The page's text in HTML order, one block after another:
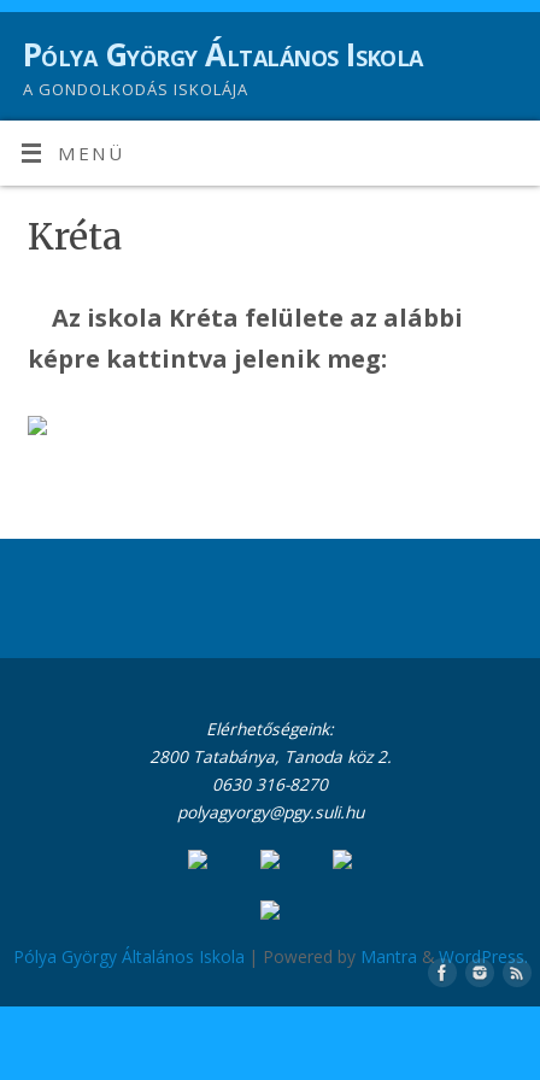
Pólya György Általános Iskola
A GONDOLKODÁS ISKOLÁJA
MENÜ
Kréta
Az iskola Kréta felülete az alábbi
képre kattintva jelenik meg:
Elérhetőségeink:
2800 Tatabánya, Tanoda köz 2.
0630 316-8270
polyagyorgy@pgy.suli.hu
Pólya György Általános Iskola | Powered by Mantra &WordPress.